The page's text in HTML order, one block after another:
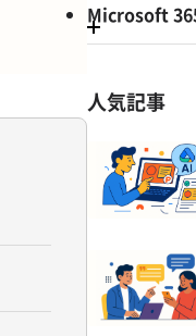
Microsoft
人気記事